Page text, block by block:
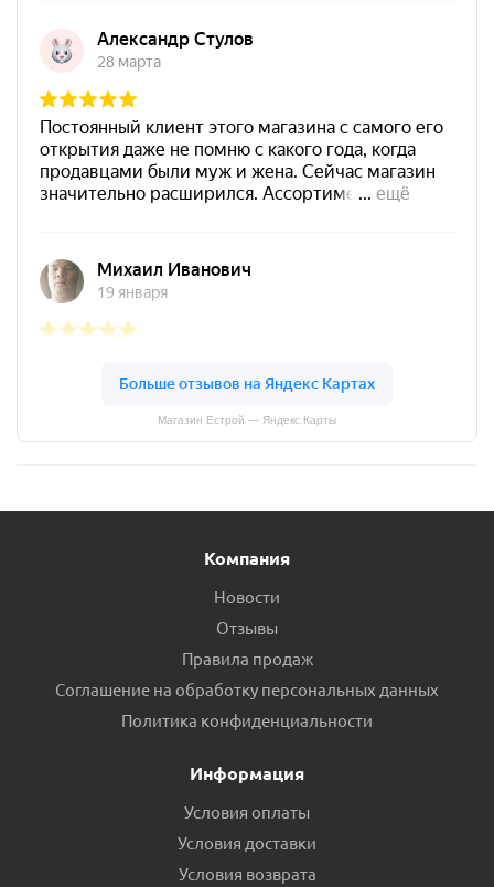
Магазин Естрой — Яндекс.Карты
Компания
Новости
Отзывы
Правила продаж
Соглашение на обработку персональных данных
Политика конфиденциальности
Информация
Условия оплаты
Условия доставки
Условия возврата